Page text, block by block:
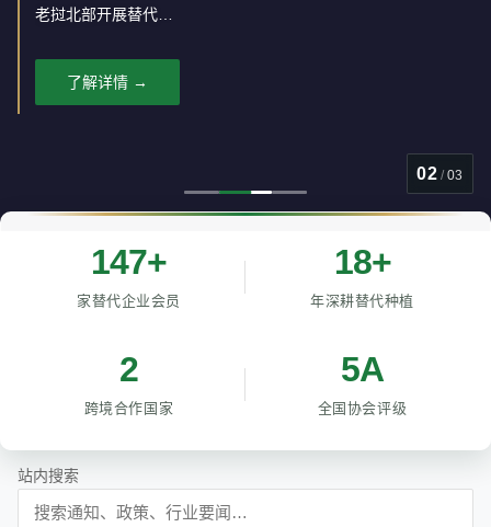
老挝北部开展替代种
了解详情 →
02 / 03
147+
家替代企业会员
18+
年深耕替代种植
2
跨境合作国家
5A
全国协会评级
站内搜索